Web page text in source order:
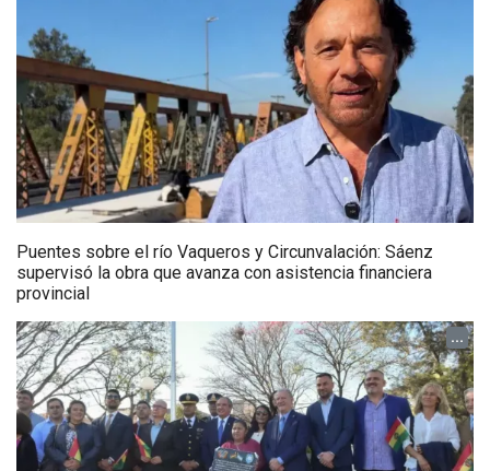
Puentes sobre el río Vaqueros y Circunvalación: Sáenz
supervisó la obra que avanza con asistencia financiera
provincial
...